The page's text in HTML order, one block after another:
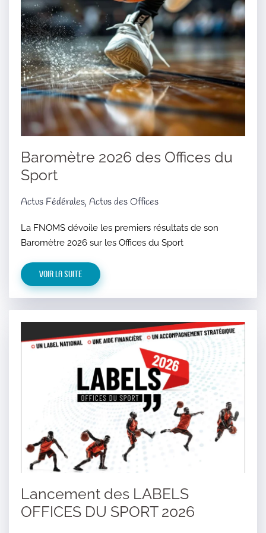
Baromètre 2026 des Offices du
Sport
Actus Fédérales, Actus des Offices
La FNOMS dévoile les premiers résultats de son
Baromètre 2026 sur les Offices du Sport
Voir la suite
Lancement des LABELS
OFFICES DU SPORT 2026